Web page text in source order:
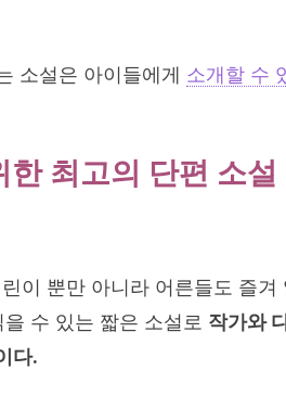
소설은 아이들에게 소개할 수
한 최고의 단편 소설
이 뿐만 아니라 어른들도 즐겨
수 있는 짧은 소설로 작가와
다.